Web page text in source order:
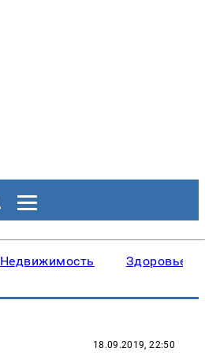
Недвижимость Здоровье
18.09.2019, 22:50